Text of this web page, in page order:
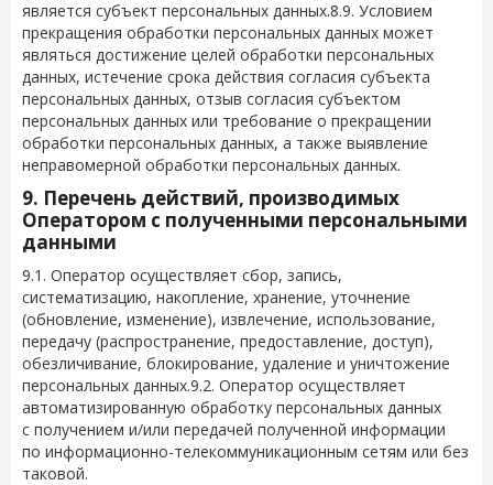
является субъект персональных данных.8.9. Условием
прекращения обработки персональных данных может
являться достижение целей обработки персональных
данных, истечение срока действия согласия субъекта
персональных данных, отзыв согласия субъектом
персональных данных или требование о прекращении
обработки персональных данных, а также выявление
неправомерной обработки персональных данных.
9. Перечень действий, производимых
Оператором с полученными персональными
данными
9.1. Оператор осуществляет сбор, запись,
систематизацию, накопление, хранение, уточнение
(обновление, изменение), извлечение, использование,
передачу (распространение, предоставление, доступ),
обезличивание, блокирование, удаление и уничтожение
персональных данных.9.2. Оператор осуществляет
автоматизированную обработку персональных данных
с получением и/или передачей полученной информации
по информационно-телекоммуникационным сетям или без
таковой.